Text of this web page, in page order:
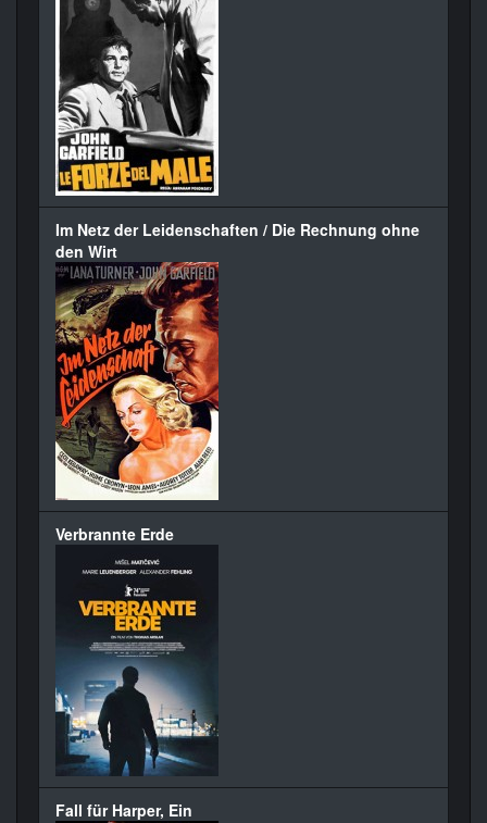
Im Netz der Leidenschaften / Die Rechnung ohne
den Wirt
Verbrannte Erde
Fall für Harper, Ein